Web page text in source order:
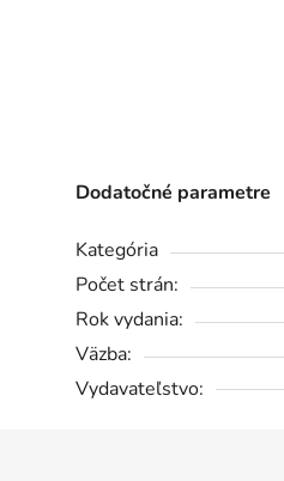
Dodatočné parametre
Kategória
Počet strán:
Rok vydania:
Väzba:
Vydavateľstvo: